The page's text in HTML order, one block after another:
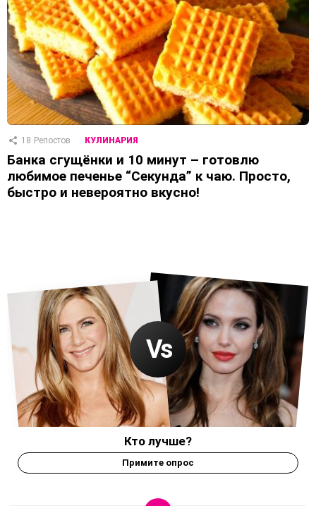
18 Репостов КУЛИНАРИЯ
Банка сгущёнки и 10 минут – готовлю
любимое печенье “Секунда” к чаю. Просто,
быстро и невероятно вкусно!
Кто лучше?
Примите опрос